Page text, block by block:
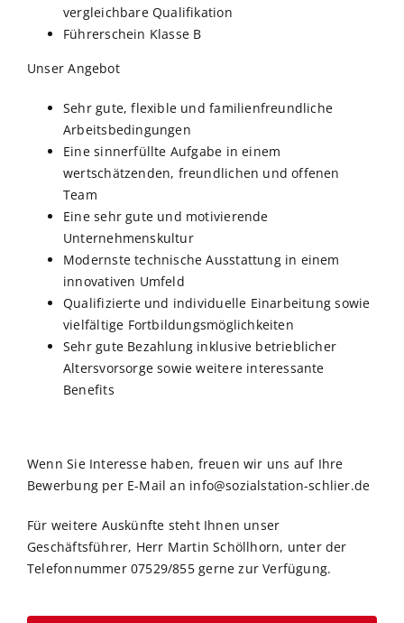
vergleichbare Qualifikation
Führerschein Klasse B
Unser Angebot
Sehr gute, flexible und familienfreundliche
Arbeitsbedingungen
Eine sinnerfüllte Aufgabe in einem
wertschätzenden, freundlichen und offenen
Team
Eine sehr gute und motivierende
Unternehmenskultur
Modernste technische Ausstattung in einem
innovativen Umfeld
Qualifizierte und individuelle Einarbeitung sowie
vielfältige Fortbildungsmöglichkeiten
Sehr gute Bezahlung inklusive betrieblicher
Altersvorsorge sowie weitere interessante
Benefits
Wenn Sie Interesse haben, freuen wir uns auf Ihre
Bewerbung per E-Mail an info@sozialstation-schlier.de
Für weitere Auskünfte steht Ihnen unser
Geschäftsführer, Herr Martin Schöllhorn, unter der
Telefonnummer 07529/855 gerne zur Verfügung.